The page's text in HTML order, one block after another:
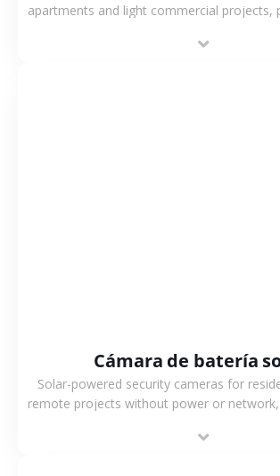
apartments and light commercial projects,
Cámara de batería
Solar-powered security cameras for
remote projects without power or
monitoring.